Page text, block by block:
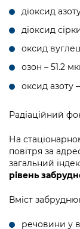
діоксид
діоксид
оксид
озон – 51.2
оксид азоту
Радіаційний
На
повітря за
загальний
рівень
Вміст
речовини у